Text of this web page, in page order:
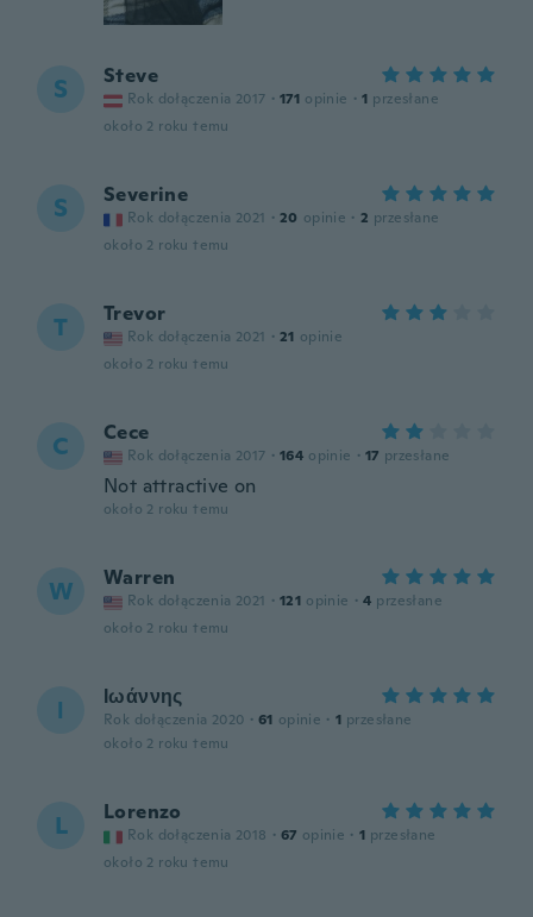
S Steve
Rok dołączenia 2017 · 171 opinie · 1 przesłane
około 2 roku temu
S Severine
Rok dołączenia 2021 · 20 opinie · 2 przesłane
około 2 roku temu
T Trevor
Rok dołączenia 2021 · 21 opinie
około 2 roku temu
C Cece
Rok dołączenia 2017 · 164 opinie · 17 przesłane
Not attractive on
około 2 roku temu
W Warren
Rok dołączenia 2021 · 121 opinie · 4 przesłane
około 2 roku temu
Ι Ιωάννης
Rok dołączenia 2020 · 61 opinie · 1 przesłane
około 2 roku temu
L Lorenzo
Rok dołączenia 2018 · 67 opinie · 1 przesłane
około 2 roku temu